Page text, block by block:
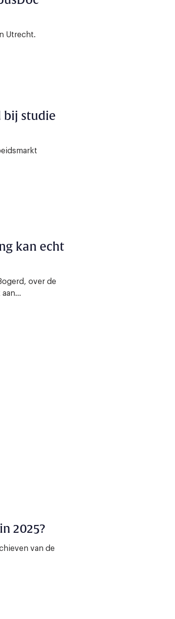
Utrecht.
bij studie
kan echt
over de
2025?
van de